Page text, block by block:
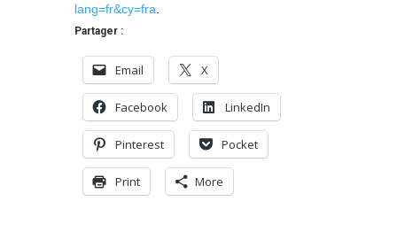
lang=fr&cy=fra
Partager :
Email X
Facebook LinkedIn
Pinterest Pocket
Print More